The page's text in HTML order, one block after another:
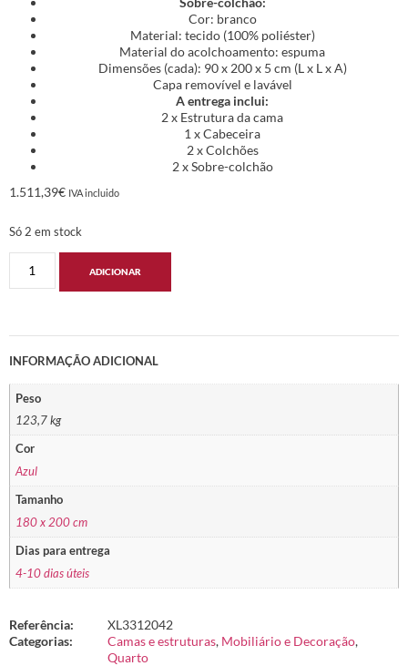
Cor: branco
Material: tecido (100% poliéster)
Material do acolchoamento: espuma
Dimensões (cada): 90 x 200 x 5 cm (L x L x A)
Capa removível e lavável
A entrega inclui:
2 x Estrutura da cama
1 x Cabeceira
2 x Colchões
2 x Sobre-colchão
1.511,39€ IVA incluido
Só 2 em stock
ADICIONAR
INFORMAÇÃO ADICIONAL
Peso
123,7 kg
Cor
Azul
Tamanho
180 x 200 cm
Dias para entrega
4-10 dias úteis
Referência:
XL3312042
Categorias:
Camas e estruturas, Mobiliário e Decoração,
Quarto